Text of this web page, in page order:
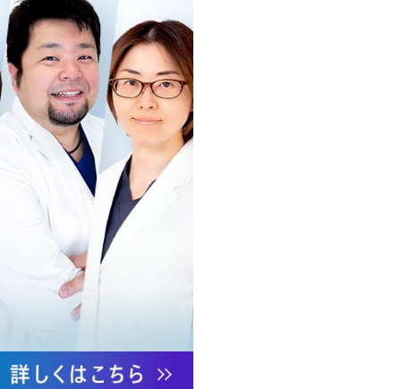
不正アクセス・紛失・破
措置を講じます。
ます。
て責任を有します。